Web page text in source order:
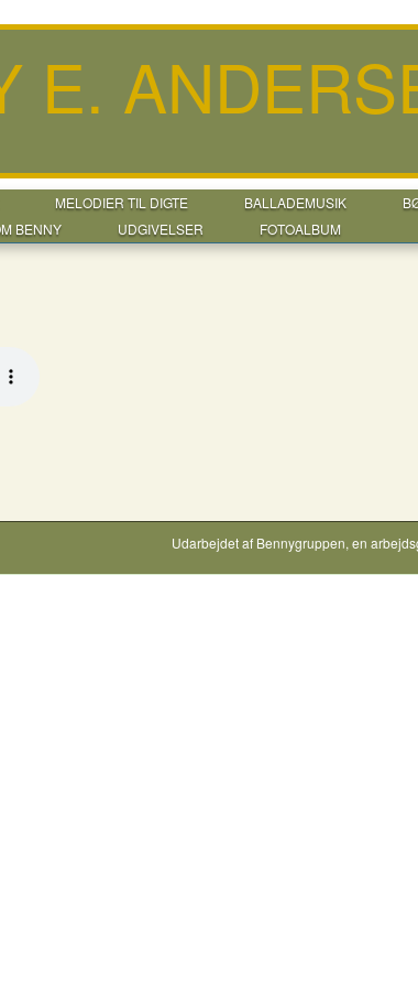
E.
MELODIER TIL DIGTE BALLADEMUSIK
BENNY UDGIVELSER FOTOALBUM
Udarbejdet af Bennygruppen, en